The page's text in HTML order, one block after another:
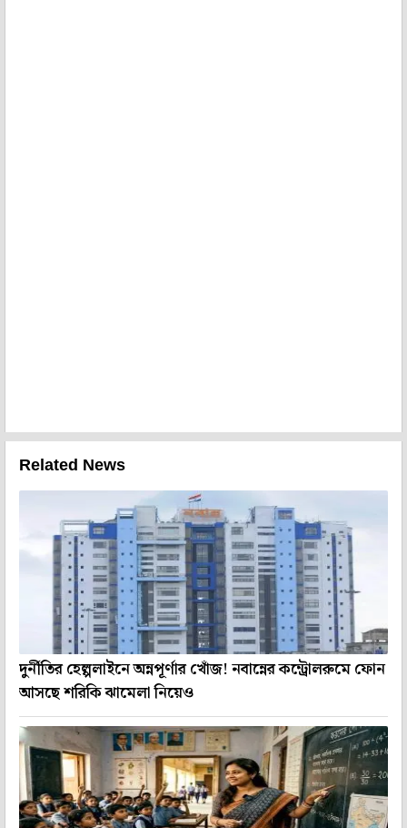
Related News
দুর্নীতির হেল্পলাইনে অন্নপূর্ণার খোঁজ! নবান্নের কন্ট্রোলরুমে ফোন
আসছে শরিকি ঝামেলা নিয়েও